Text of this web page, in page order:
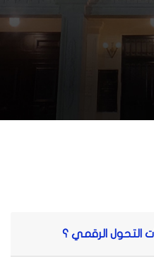
التحول الرقمي ؟